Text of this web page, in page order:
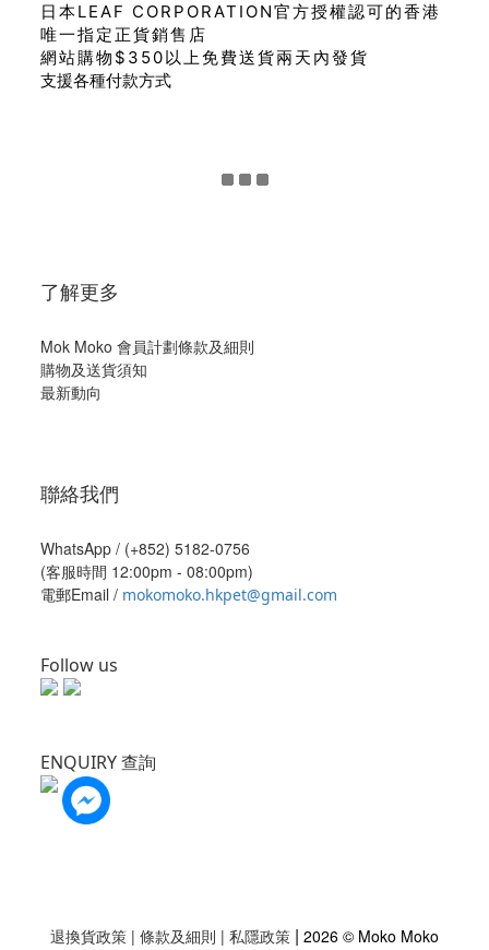
日本LEAF CORPORATION官方授權認可的香港
唯一指定正貨銷售店
網站購物$350以上免費送貨兩天內發貨
支援各種付款方式
了解更多
Mok Moko 會員計劃條款及細則
購物及送貨須知
最新動向
聯絡我們
WhatsApp / (+852) 5182-0756
(客服時間 12:00pm - 08:00pm)
電郵Email / mokomoko.hkpet@gmail.com
Follow us
ENQUIRY 查詢
退換貨政策 | 條款及細則 | 私隱政策 | 2026 © Moko Moko